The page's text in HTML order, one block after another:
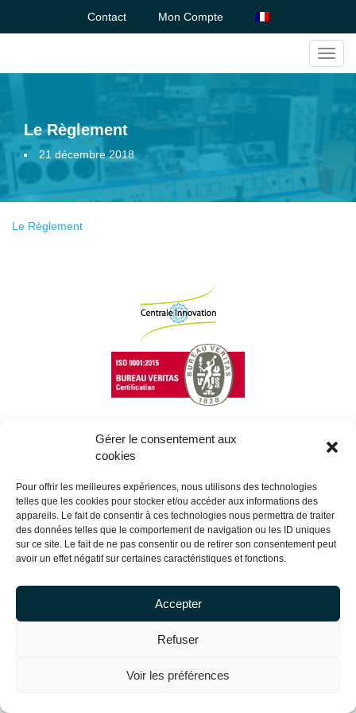
Gérer le consentement aux
cookies
Pour offrir les meilleures expériences, nous utilisons des technologies
telles que les cookies pour stocker et/ou accéder aux informations des
appareils. Le fait de consentir à ces technologies nous permettra de traiter
des données telles que le comportement de navigation ou les ID uniques
sur ce site. Le fait de ne pas consentir ou de retirer son consentement peut
avoir un effet négatif sur certaines caractéristiques et fonctions.
Accepter
Refuser
Voir les préférences
Contact Mon Compte
Le Règlement
21 décembre 2018
Le Règlement
Copyright Centrale Innovation © 2026 |